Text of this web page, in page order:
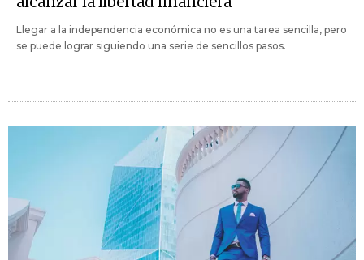
Llegar a la independencia económica no es una tarea sencilla, pero
se puede lograr siguiendo una serie de sencillos pasos.